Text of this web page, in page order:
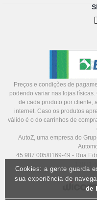
Preços e condições de
podendo variar nas lojas
de cada produto por cliente,
internet. Caso os produtos
válido é o do carrinhos de
AutoZ, uma empresa do
45.987.005/0169-49 - Rua
Cookies: a gente guarda
sua experiência de
de